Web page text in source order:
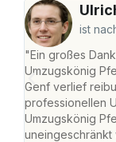
ist
"Ein großes
Umzugskönig
Genf verlief
professionellen
Umzugskönig